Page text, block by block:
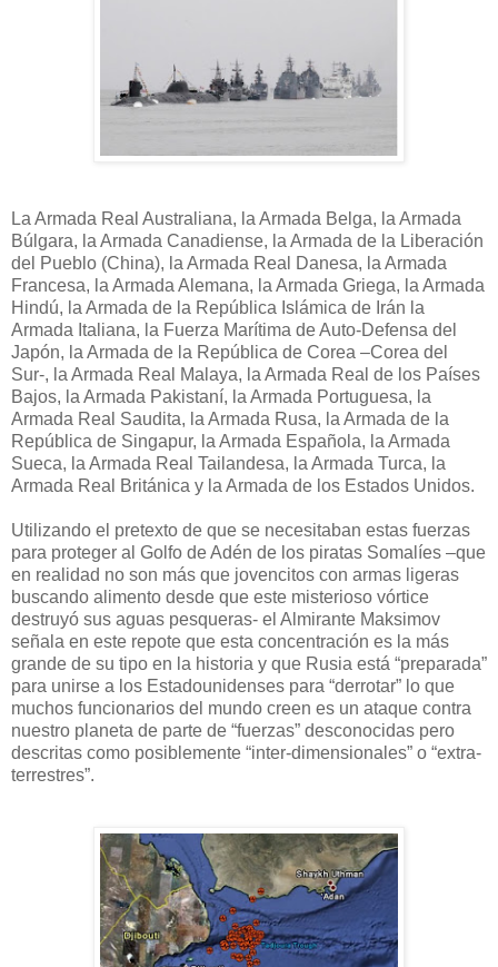
La Armada Real Australiana, la Armada Belga, la Armada
Búlgara, la Armada Canadiense, la Armada de la Liberación
del Pueblo (China), la Armada Real Danesa, la Armada
Francesa, la Armada Alemana, la Armada Griega, la Armada
Hindú, la Armada de la República Islámica de Irán la
Armada Italiana, la Fuerza Marítima de Auto-Defensa del
Japón, la Armada de la República de Corea –Corea del
Sur-, la Armada Real Malaya, la Armada Real de los Países
Bajos, la Armada Pakistaní, la Armada Portuguesa, la
Armada Real Saudita, la Armada Rusa, la Armada de la
República de Singapur, la Armada Española, la Armada
Sueca, la Armada Real Tailandesa, la Armada Turca, la
Armada Real Británica y la Armada de los Estados Unidos.
Utilizando el pretexto de que se necesitaban estas fuerzas
para proteger al Golfo de Adén de los piratas Somalíes –que
en realidad no son más que jovencitos con armas ligeras
buscando alimento desde que este misterioso vórtice
destruyó sus aguas pesqueras- el Almirante Maksimov
señala en este repote que esta concentración es la más
grande de su tipo en la historia y que Rusia está “preparada”
para unirse a los Estadounidenses para “derrotar” lo que
muchos funcionarios del mundo creen es un ataque contra
nuestro planeta de parte de “fuerzas” desconocidas pero
descritas como posiblemente “inter-dimensionales” o “extra-
terrestres”.